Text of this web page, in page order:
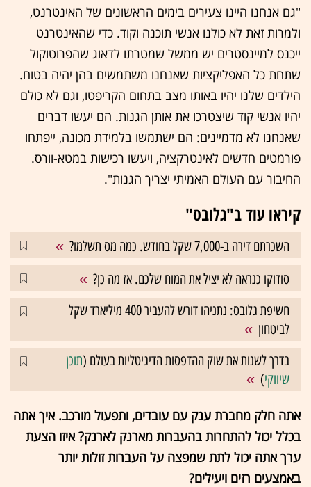
"גם אנחנו היינו צעירים בימים הראשונים של האינטרנט,
ולמרות זאת לא כולנו אנשי תוכנה וקוד. כדי שהאינטרנט
ייכנס למיינסטרים יש ממשל שמטרתו לדאוג שהפרוטוקול
שתחת כל האפליקציות שאנחנו משתמשים בהן יהיה בטוח.
הילדים שלנו יהיו באותו מצב בתחום הקריפטו, וגם לא כולם
יהיו אנשי קוד שיצטרכו את אותן הגנות. הם יעשו דברים
שאנחנו לא מדמיינים: הם ישתמשו בלמידת מכונה, ייפתחו
פורמטים חדשים לאינטרקציה, ויעשו רכישות במטא-וורס.
החיבור עם העולם האמיתי יצריך הגנות".
קיראו עוד ב"גלובס"
השכרתם דירה ב-7,000 שקל בחודש. כמה מס תשלמו?
סודוקו כנראה לא יציל את המוח שלכם. אז מה כן?
חשיפת גלובס: נתניהו דורש להעביר 400 מיליארד שקל
לביטחון
בדרך לשנות את שוק ההדפסות הדיגיטליות בעולם (תוכן
שיווקי)
אתה חלק מחברת ענק עם עובדים, ותפעול מורכב. איך אתה
בכלל יכול להתחרות בהעברות מארנק לארנק? איזו הצעת
ערך אתה יכול לתת שמפצה על העברות זולות יותר
באמצעים רזים ויעילים?